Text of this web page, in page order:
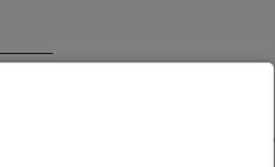
Secondaire